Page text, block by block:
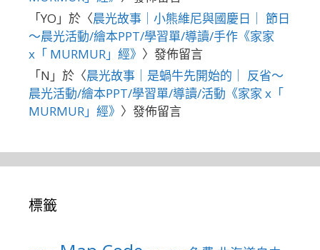
「YO 」於〈晨光故事｜小熊維尼與國慶日｜ 節日
～晨光活動/繪本PPT/學習單/導讀/手作《家家
x「 MURMUR」經》 〉發佈留言
「N 」於〈晨光故事｜是蝸牛先開始的｜ 反省～
晨光活動/繪本PPT/學習單/導讀/活動《家家 x「
MURMUR」經》 〉發佈留言
標籤